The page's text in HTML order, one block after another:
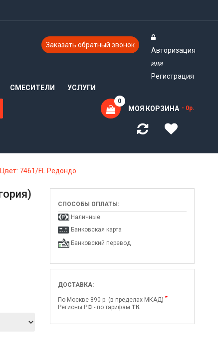
Заказать обратный звонок
СМЕСИТЕЛИ УСЛУГИ
Авторизация
или
Регистрация
МОЯ КОРЗИНА
0
- 0р.
7461/FL Редондо
СПОСОБЫ ОПЛАТЫ:
Наличные
Банковская карта
Банковский перевод
ДОСТАВКА:
По Москве 890 р. (в пределах МКАД) *
Регионы РФ - по тарифам ТК